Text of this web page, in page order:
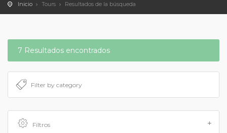
Inicio Tours Resultados de la búsqueda
7 Resultados encontrados
Filtros